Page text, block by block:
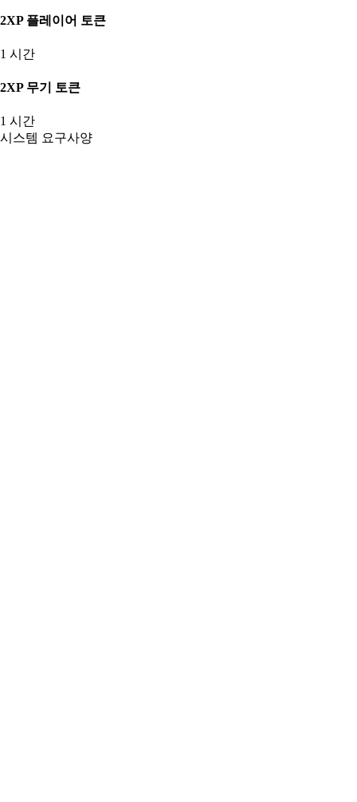
2XP 플레이어 토큰
1 시간
2XP 무기 토큰
1 시간
시스템 요구사양